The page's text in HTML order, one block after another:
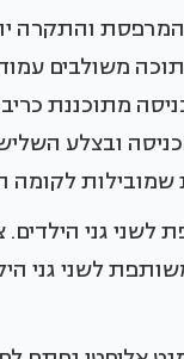
והתקרה
משולבים
מתוכננת
ובצלע
לקומה
גני הילדים.
לשני גני